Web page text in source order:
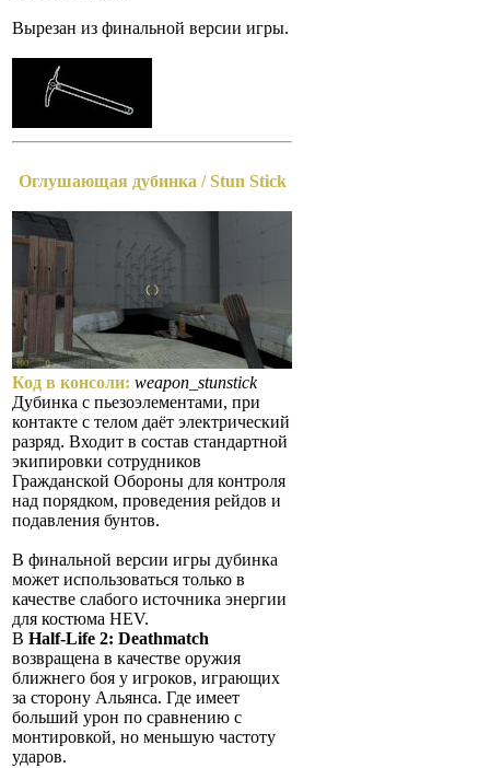
Вырезан из финальной версии игры.
Оглушающая дубинка / Stun Stick
Код в консоли: weapon_stunstick
Дубинка с пьезоэлементами, при
контакте с телом даёт электрический
разряд. Входит в состав стандартной
экипировки сотрудников
Гражданской Обороны для контроля
над порядком, проведения рейдов и
подавления бунтов.
В финальной версии игры дубинка
может использоваться только в
качестве слабого источника энергии
для костюма HEV.
В Half-Life 2: Deathmatch
возвращена в качестве оружия
ближнего боя у игроков, играющих
за сторону Альянса. Где имеет
больший урон по сравнению с
монтировкой, но меньшую частоту
ударов.